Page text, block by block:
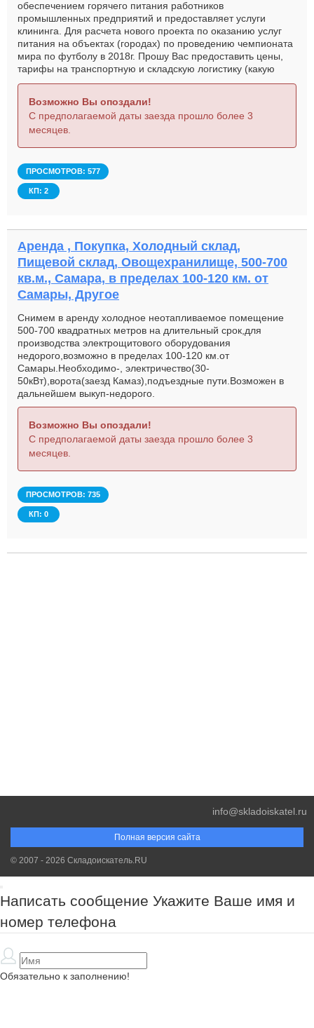
обеспечением горячего питания работников
промышленных предприятий и предоставляет услуги
клининга. Для расчета нового проекта по оказанию услуг
питания на объектах (городах) по проведению чемпионата
мира по футболу в 2018г. Прошу Вас предоставить цены,
тарифы на транспортную и складскую логистику (какую
услугу можете предоставить), с учетом данных: Со стороны
помещений для хранения продуктов питания, бытовой
химии. 0, +2С - указать цену за кв м. 2. предоставление
(аренда) холодильных складских помещений для хранения
продуктов глубокой заморозки. -18С - указать цену за кв м.
склада поставщика до склада, а затем до пунктов заказчика
- занятость рабочего времени автомобиля 8 часов в день –
кратность : ежедневно. 4. если грузы поставщиками
предоставление малогабаритных автомобилей, типа ГАЗ
2705, во временное пользование (аренда). 6. Укажите
стоимость большегрузных автомобилей 10т, 20т 7. Укажите
стоимость 1 часа разгрузочно-погрузочных работ (грузчики)
Возможно Вы опоздали!
С предполагаемой даты заезда прошло более 3
месяцев.
ПРОСМОТРОВ: 577
КП: 2
Аренда , Покупка, Холодный склад,
Пищевой склад, Овощехранилище, 500-700
кв.м., Самара, в пределах 100-120 км. от
Самары, Другое
Снимем в аренду холодное неотапливаемое помещение
500-700 квадратных метров на длительный срок,для
производства электрощитового оборудования
недорого,возможно в пределах 100-120 км.от
Самары.Необходимо-, электричество(30-
50кВт),ворота(заезд Камаз),подъездные пути.Возможен в
дальнейшем выкуп-недорого.
Возможно Вы опоздали!
С предполагаемой даты заезда прошло более 3
месяцев.
ПРОСМОТРОВ: 735
КП: 0
Полная версия сайта
info@skladoiskatel.ru
© 2007 - 2026 Складоискатель.RU
Написать сообщение Укажите Ваше имя и
номер телефона
Обязательно к заполнению!